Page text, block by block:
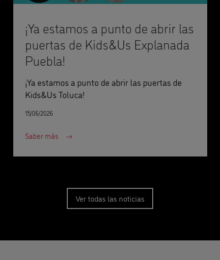
¡Ya estamos a punto de abrir las
puertas de Kids&Us Explanada
Puebla!
¡Ya estamos a punto de abrir las puertas de
Kids&Us Toluca!
15/06/2026
Saber más
Ver todas las noticias